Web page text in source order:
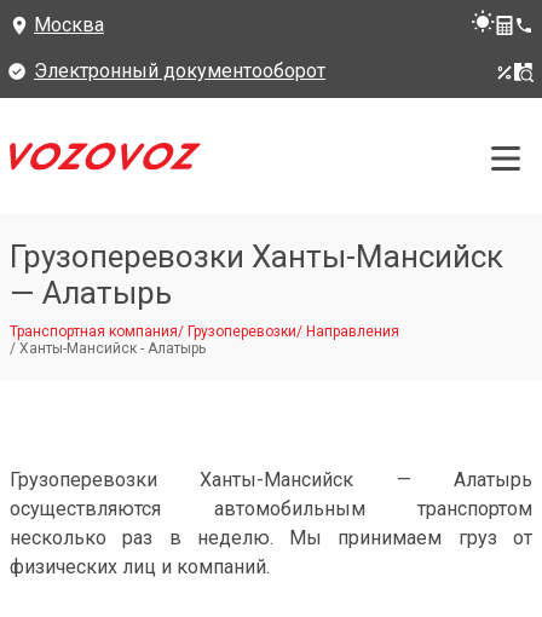
Москва
Электронный документооборот
Грузоперевозки Ханты-Мансийск
— Алатырь
Транспортная компания/ Грузоперевозки/ Направления
/ Ханты-Мансийск - Алатырь
Грузоперевозки Ханты-Мансийск — Алатырь
осуществляются автомобильным транспортом
несколько раз в неделю. Мы принимаем груз от
физических лиц и компаний.